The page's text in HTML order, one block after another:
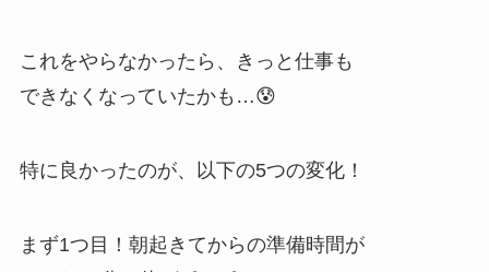
これをやらなかったら、きっと仕事も
できなくなっていたかも…😰
特に良かったのが、以下の5つの変化！
まず1つ目！朝起きてからの準備時間が